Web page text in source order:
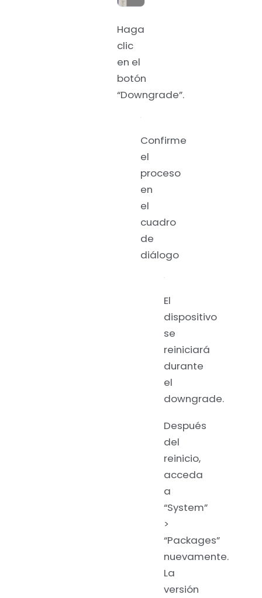
Haga
clic
en el
botón
“Downgrade”.
Confirme
el
proceso
en
el
cuadro
de
diálogo
El
dispositivo
se
reiniciará
durante
el
downgrade.
Después
del
reinicio,
acceda
a
“System”
>
“Packages”
nuevamente.
La
versión